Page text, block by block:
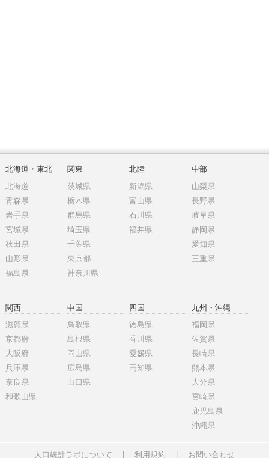
北海道・東北
北海道
青森県
岩手県
宮城県
秋田県
山形県
福島県
関東
茨城県
栃木県
群馬県
埼玉県
千葉県
東京都
神奈川県
北陸
新潟県
富山県
石川県
福井県
中部
山梨県
長野県
岐阜県
静岡県
愛知県
三重県
関西
滋賀県
京都府
大阪府
兵庫県
奈良県
和歌山県
中国
鳥取県
島根県
岡山県
広島県
山口県
四国
徳島県
香川県
愛媛県
高知県
九州・沖縄
福岡県
佐賀県
長崎県
熊本県
大分県
宮崎県
鹿児島県
沖縄県
人口統計ラボについて 利用規約 お問い合わせ